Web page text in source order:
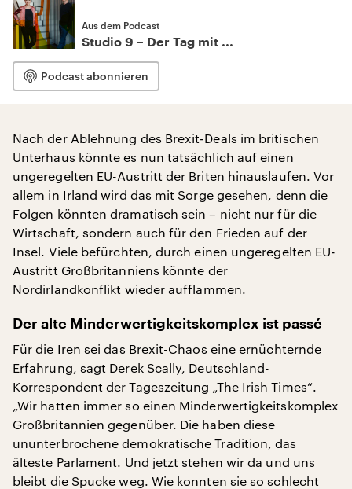
Aus dem Podcast
Studio 9 – Der Tag mit ...
Podcast abonnieren
Nach der Ablehnung des Brexit-Deals im britischen
Unterhaus könnte es nun tatsächlich auf einen
ungeregelten EU-Austritt der Briten hinauslaufen. Vor
allem in Irland wird das mit Sorge gesehen, denn die
Folgen könnten dramatisch sein – nicht nur für die
Wirtschaft, sondern auch für den Frieden auf der
Insel. Viele befürchten, durch einen ungeregelten EU-
Austritt Großbritanniens könnte der
Nordirlandkonflikt wieder aufflammen.
Der alte Minderwertigkeitskomplex ist passé
Für die Iren sei das Brexit-Chaos eine ernüchternde
Erfahrung, sagt Derek Scally, Deutschland-
Korrespondent der Tageszeitung „The Irish Times“.
„Wir hatten immer so einen Minderwertigkeitskomplex
Großbritannien gegenüber. Die haben diese
ununterbrochene demokratische Tradition, das
älteste Parlament. Und jetzt stehen wir da und uns
bleibt die Spucke weg. Wie konnten sie so schlecht